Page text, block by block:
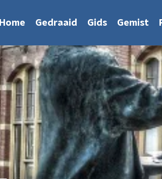
Home Gedraaid Gids Gemist